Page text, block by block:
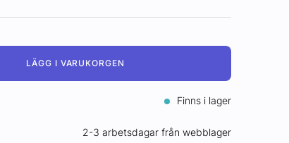
LÄGG I VARUKORGEN
Finns i lager
2-3 arbetsdagar från webblager